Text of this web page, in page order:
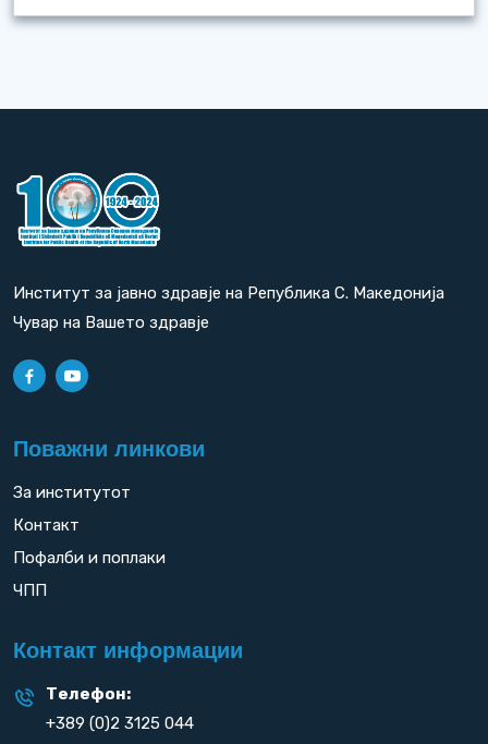
Институт за јавно здравје на Република С. Македонија
Чувар на Вашето здравје
Поважни линкови
За институтот
Контакт
Пофалби и поплаки
ЧПП
Контакт информации
Телефон:
+389 (0)2 3125 044